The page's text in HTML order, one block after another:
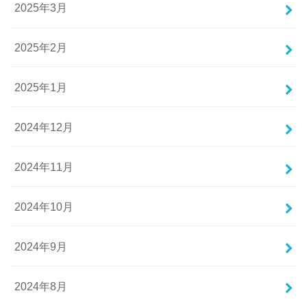
2025年3月
2025年2月
2025年1月
2024年12月
2024年11月
2024年10月
2024年9月
2024年8月